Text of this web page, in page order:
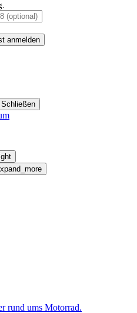
anmelden
Schließen
rund ums Motorrad.